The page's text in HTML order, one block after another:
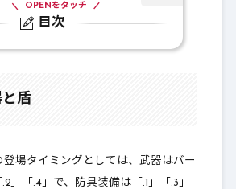
目次
OPENをタッチ
剣：紫電の轟剣
と盾
登場タイミングとしては、武器はバー
」「.4」で、防具装備は「.1」「.3」